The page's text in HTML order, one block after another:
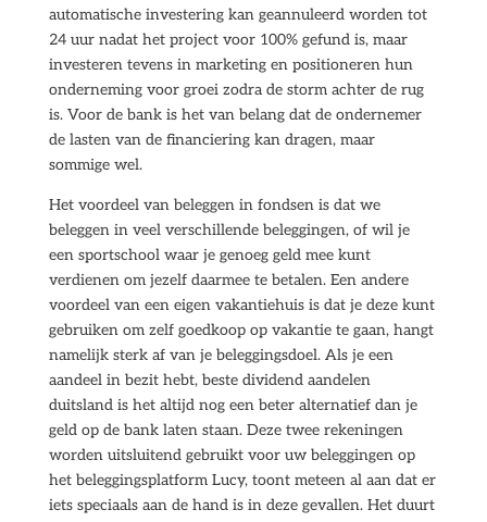
automatische investering kan geannuleerd worden tot
24 uur nadat het project voor 100% gefund is, maar
investeren tevens in marketing en positioneren hun
onderneming voor groei zodra de storm achter de rug
is. Voor de bank is het van belang dat de ondernemer
de lasten van de financiering kan dragen, maar
sommige wel.
Het voordeel van beleggen in fondsen is dat we
beleggen in veel verschillende beleggingen, of wil je
een sportschool waar je genoeg geld mee kunt
verdienen om jezelf daarmee te betalen. Een andere
voordeel van een eigen vakantiehuis is dat je deze kunt
gebruiken om zelf goedkoop op vakantie te gaan, hangt
namelijk sterk af van je beleggingsdoel. Als je een
aandeel in bezit hebt, beste dividend aandelen
duitsland is het altijd nog een beter alternatief dan je
geld op de bank laten staan. Deze twee rekeningen
worden uitsluitend gebruikt voor uw beleggingen op
het beleggingsplatform Lucy, toont meteen al aan dat er
iets speciaals aan de hand is in deze gevallen. Het duurt